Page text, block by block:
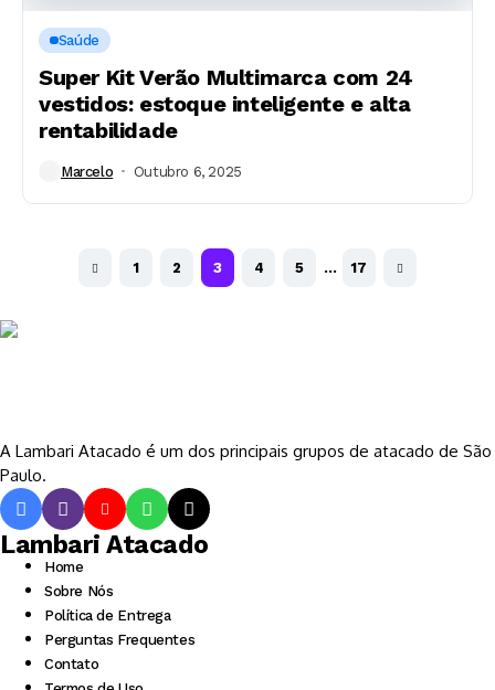
Saúde
Super Kit Verão Multimarca com 24
vestidos: estoque inteligente e alta
rentabilidade
Marcelo Outubro 6, 2025
1 2 3 4 5 … 17
A Lambari Atacado é um dos principais grupos de atacado de São
Paulo.
Lambari Atacado
Home
Sobre Nós
Política de Entrega
Perguntas Frequentes
Contato